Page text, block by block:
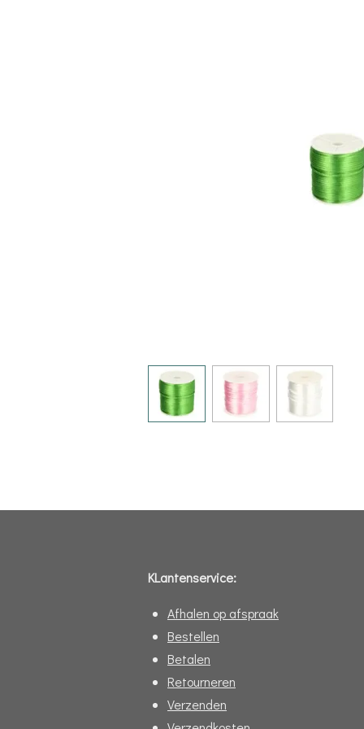
KLantenservice:
Afhalen op afspraak
Bestellen
Betalen
Retourneren
Verzenden